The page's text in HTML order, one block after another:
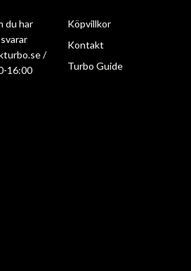
du har
/
16:00
Köpvillkor
Kontakt
Turbo Guide